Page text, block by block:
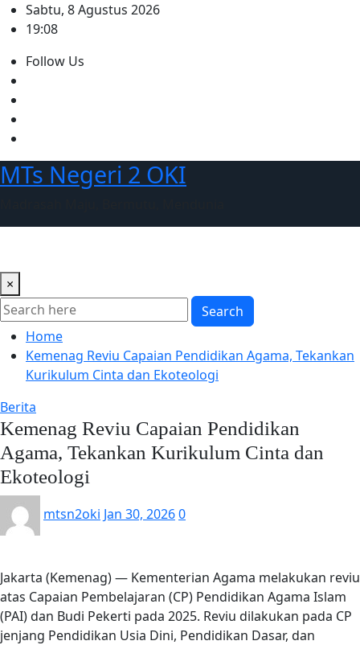
Skip
to
Sabtu, 8 Agustus 2026
19:08
Follow Us
MTs Negeri 2 OKI
×
Search
Home
Kemenag Reviu Capaian Pendidikan Agama, Tekankan
Kurikulum Cinta dan Ekoteologi
Berita
Kemenag Reviu Capaian Pendidikan
Agama, Tekankan Kurikulum Cinta dan
Ekoteologi
mtsn2oki Jan 30, 20260
Jakarta (Kemenag) — Kementerian Agama melakukan reviu
atas Capaian Pembelajaran (CP) Pendidikan Agama Islam
(PAI) dan Budi Pekerti pada 2025. Reviu dilakukan pada CP
jenjang Pendidikan Usia Dini, Pendidikan Dasar, dan